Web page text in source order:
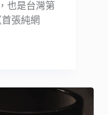
也是台灣第
張純網